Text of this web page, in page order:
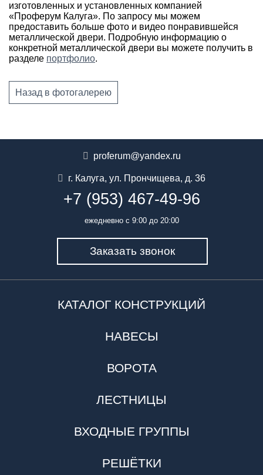
изготовленных и установленных компанией
«Проферум Калуга». По запросу мы можем
предоставить больше фото и видео понравившейся
металлической двери. Подробную информацию о
конкретной металлической двери вы можете получить в
разделе портфолио.
Назад в фотогалерею
proferum@yandex.ru
г. Калуга, ул. Прончищева, д. 36
+7 (953) 467-49-96
ежедневно с 9:00 до 20:00
Заказать звонок
КАТАЛОГ КОНСТРУКЦИЙ
НАВЕСЫ
ВОРОТА
ЛЕСТНИЦЫ
ВХОДНЫЕ ГРУППЫ
РЕШЁТКИ